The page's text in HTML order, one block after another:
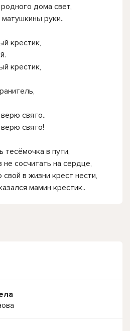
дома свет,
руки..
крестик,
крестик,
свято..
свято!
тесёмочка в пути,
не сосчитать на сердце,
в жизни крест нести,
мамин крестик..